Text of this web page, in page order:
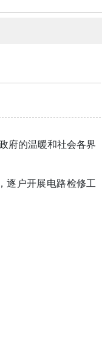
府的温暖和社会各界
户开展电路检修工